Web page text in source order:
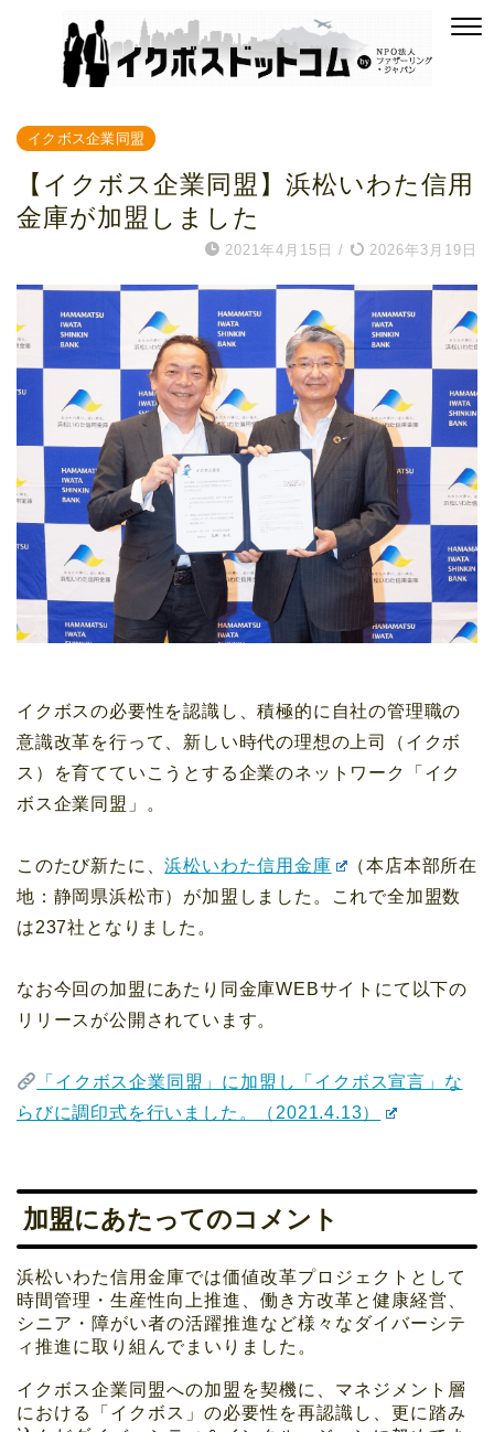
イクボス企業同盟
【イクボス企業同盟】浜松いわた信用
金庫が加盟しました
2021年4月15日 / 2026年3月19日
イクボスの必要性を認識し、積極的に自社の管理職の
意識改革を行って、新しい時代の理想の上司（イクボ
ス）を育てていこうとする企業のネットワーク「イク
ボス企業同盟」。
このたび新たに、浜松いわた信用金庫
（本店本部所在
地：静岡県浜松市）が加盟しました。これで全加盟数
は237社となりました。
なお今回の加盟にあたり同金庫WEBサイトにて以下の
リリースが公開されています。
「イクボス企業同盟」に加盟し「イクボス宣言」な
らびに調印式を行いました。（2021.4.13）
加盟にあたってのコメント
浜松いわた信用金庫では価値改革プロジェクトとして
時間管理・生産性向上推進、働き方改革と健康経営、
シニア・障がい者の活躍推進など様々なダイバーシテ
ィ推進に取り組んでまいりました。
イクボス企業同盟への加盟を契機に、マネジメント層
における「イクボス」の必要性を再認識し、更に踏み